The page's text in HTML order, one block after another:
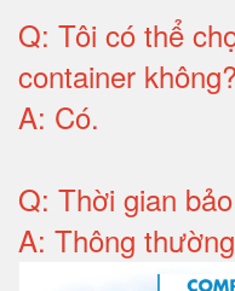
Q: Tôi có thể
container không?
A: Có.
Q: Thời gian
A: Thông